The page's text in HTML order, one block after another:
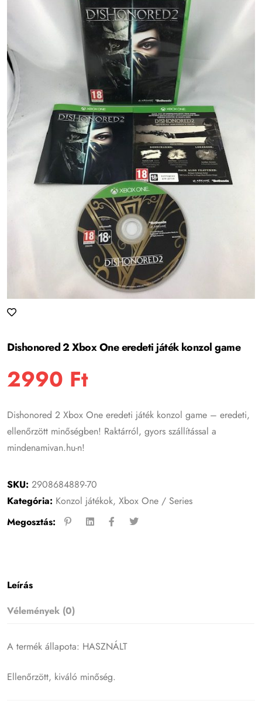
Dishonored 2 Xbox One eredeti játék konzol game
2990 Ft
Dishonored 2 Xbox One eredeti játék konzol game – eredeti,
ellenőrzött minőségben! Raktárról, gyors szállítással a
mindenamivan.hu-n!
SKU:2908684889-70
Kategória: Konzol játékok,Xbox One / Series
Megosztás:
Leírás
Vélemények (0)
A termék állapota: HASZNÁLT
Ellenőrzött, kiváló minőség.